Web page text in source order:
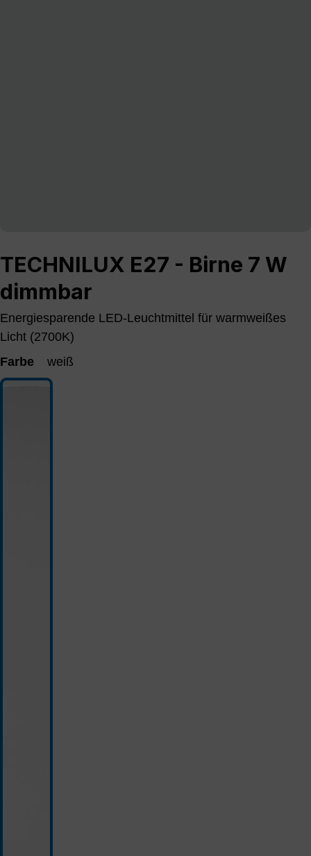
TECHNILUX E27 - Birne 7 W
dimmbar
Energiesparende LED-Leuchtmittel für warmweißes
Licht (2700K)
Farbe
weiß